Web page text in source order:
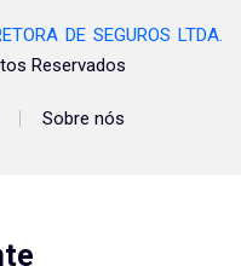
DE SEGUROS LTDA.
Reservados
Sobre nós